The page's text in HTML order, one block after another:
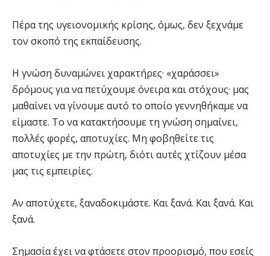
Πέρα της υγειονομικής κρίσης, όμως, δεν ξεχνάμε
τον σκοπό της εκπαίδευσης.
Η γνώση δυναμώνει χαρακτήρες· «χαράσσει»
δρόμους για να πετύχουμε όνειρα και στόχους· μας
μαθαίνει να γίνουμε αυτό το οποίο γεννηθήκαμε να
είμαστε. Το να κατακτήσουμε τη γνώση σημαίνει,
πολλές φορές, αποτυχίες. Μη φοβηθείτε τις
αποτυχίες με την πρώτη, διότι αυτές χτίζουν μέσα
μας τις εμπειρίες.
Αν αποτύχετε, ξαναδοκιμάστε. Και ξανά. Και ξανά. Και
ξανά.
Σημασία έχει να φτάσετε στον προορισμό, που εσείς